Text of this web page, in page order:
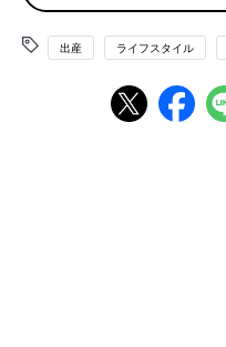
（泣）」
初めての出産は、予想以上
わってしまうものですが、
裕が出てきます。
出産 ライフスタイル